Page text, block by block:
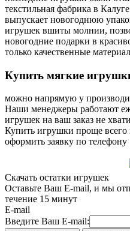
текстильная фабрика в
выпускает новогоднюю
игрушек вшиты молнии,
новогодние подарки в
только качественные
Купить мягкие
можно напрямую у
Наши менеджеры работают
игрушек на ваш заказ не
Купить игрушки проще
оформить заявку по телефону
Скачать остатки игрушек
Оставьте Ваш E-mail, и мы
течение 15 минут
E-mail
Введите Ваш E-mail: